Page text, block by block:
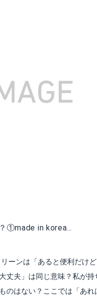
①made in korea…
ーンは「あると便利だけ
丈夫」は同じ意味？私が
のはない？ここでは「あ